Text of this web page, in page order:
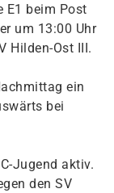
E1 beim Post
um 13:00 Uhr
Hilden-Ost III.
ein
bei
Jugend aktiv.
den SV